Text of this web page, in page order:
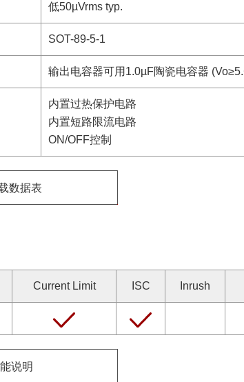
低50µVrms typ.
SOT-89-5-1
输出电容器可用1.0µF陶瓷电容器
内置过热保护电路
内置短路限流电路
ON/OFF控制
数据表
Current Limit ISC Inrush
说明